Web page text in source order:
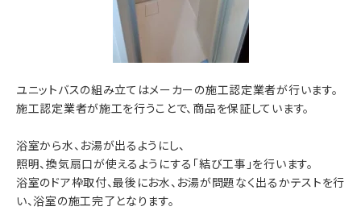
ユニットバスの組み立てはメーカーの施工認定業者が行います。
施工認定業者が施工を行うことで、商品を保証しています。
浴室から水、お湯が出るようにし、
照明、換気扇口が使えるようにする「結び工事」を行います。
浴室のドア枠取付、最後にお水、お湯が問題なく出るかテストを行
い、浴室の施工完了となります。